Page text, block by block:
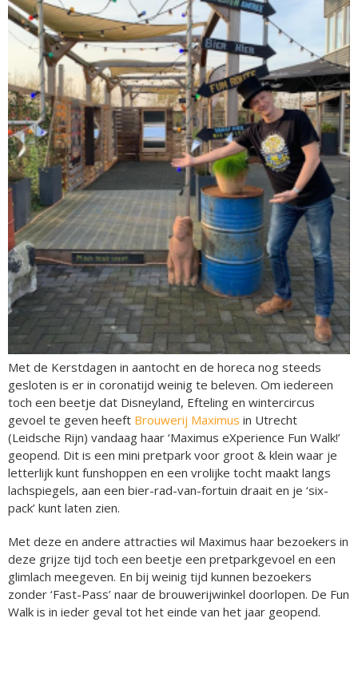
Met de Kerstdagen in aantocht en de horeca nog steeds
gesloten is er in coronatijd weinig te beleven. Om iedereen
toch een beetje dat Disneyland, Efteling en wintercircus
gevoel te geven heeft Brouwerij Maximus in Utrecht
(Leidsche Rijn) vandaag haar ‘Maximus eXperience Fun Walk!’
geopend. Dit is een mini pretpark voor groot & klein waar je
letterlijk kunt funshoppen en een vrolijke tocht maakt langs
lachspiegels, aan een bier-rad-van-fortuin draait en je ‘six-
pack’ kunt laten zien.
Met deze en andere attracties wil Maximus haar bezoekers in
deze grijze tijd toch een beetje een pretparkgevoel en een
glimlach meegeven. En bij weinig tijd kunnen bezoekers
zonder ‘Fast-Pass’ naar de brouwerijwinkel doorlopen. De Fun
Walk is in ieder geval tot het einde van het jaar geopend.